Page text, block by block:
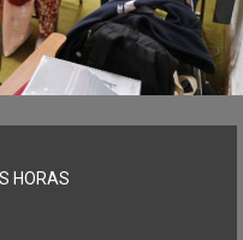
HORAS